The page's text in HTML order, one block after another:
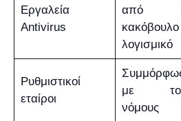
Εργαλεία
Antivirus
από
κακόβουλο
λογισμικό
Ρυθμιστικοί
εταίροι
με
νόμους